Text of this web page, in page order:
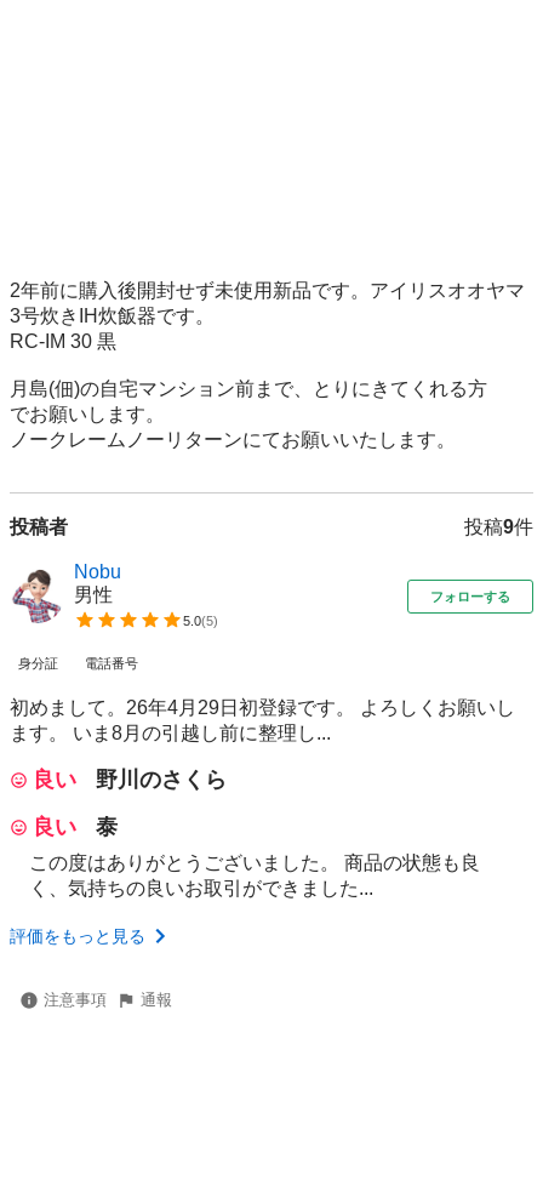
2年前に購入後開封せず未使用新品です。アイリスオオヤマ
3号炊きIH炊飯器です。
RC-IM 30 黒
月島(佃)の自宅マンション前まで、とりにきてくれる方
でお願いします。
ノークレームノーリターンにてお願いいたします。
投稿者 投稿9件
Nobu
男性
5.0(5)
フォローする
身分証 電話番号
初めまして。26年4月29日初登録です。 よろしくお願いし
ます。 いま8月の引越し前に整理し...
良い
野川のさくら
良い
泰
この度はありがとうございました。 商品の状態も良
く、気持ちの良いお取引ができました...
評価をもっと見る
注意事項 通報